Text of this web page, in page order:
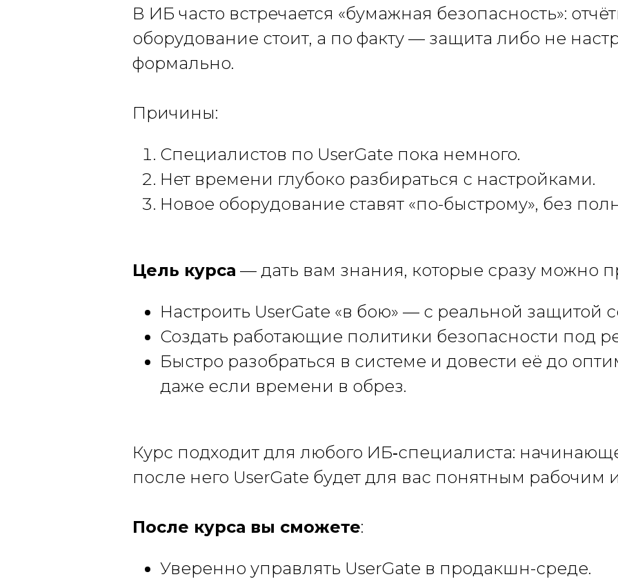
В ИБ часто встречается «бумажная безопасность»:
оборудование стоит, а по факту — защита либо не
формально.
Причины:
Специалистов по UserGate пока немного.
Нет времени глубоко разбираться с настройками.
Новое оборудование ставят «по-быстрому», без
Цель курса — дать вам знания, которые сразу можно
Настроить UserGate «в бою» — с реальной защитой
Создать работающие политики безопасности под
Быстро разобраться в системе и довести её до
даже если времени в обрез.
Курс подходит для любого ИБ‑специалиста:
после него UserGate будет для вас понятным рабочим
После курса вы сможете:
Уверенно управлять UserGate в продакшн-среде.